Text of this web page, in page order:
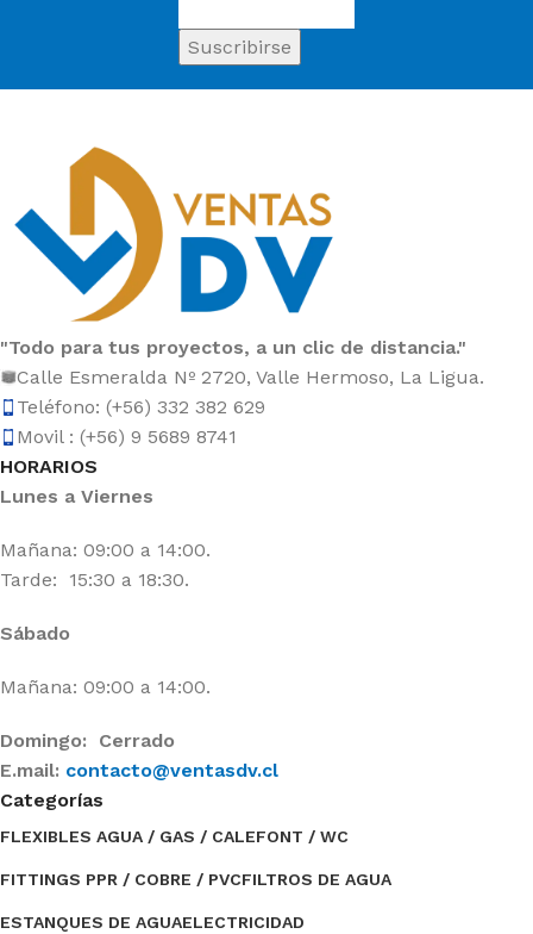
"Todo para tus proyectos, a un clic de distancia."
Calle Esmeralda Nº 2720, Valle Hermoso, La Ligua.
Teléfono: (+56) 332 382 629
Movil : (+56) 9 5689 8741
HORARIOS
Lunes a Viernes
Mañana: 09:00 a 14:00.
Tarde: 15:30 a 18:30.
Sábado
Mañana: 09:00 a 14:00.
Domingo: Cerrado
E.mail: contacto@ventasdv.cl
Categorías
FLEXIBLES AGUA / GAS / CALEFONT / WC
FITTINGS PPR / COBRE / PVCFILTROS DE AGUA
ESTANQUES DE AGUAELECTRICIDAD